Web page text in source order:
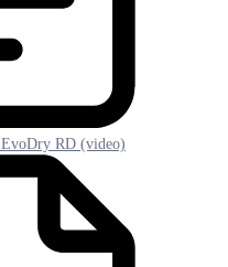
EvoDry RD (video)